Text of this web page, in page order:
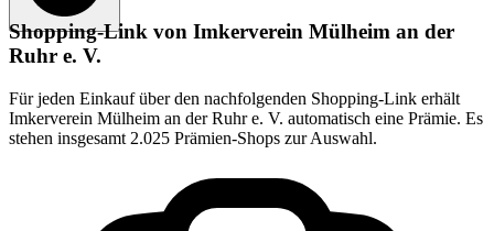
Shopping-Link von Imkerverein Mülheim an der
Ruhr e. V.
Für jeden Einkauf über den nachfolgenden Shopping-Link erhält
Imkerverein Mülheim an der Ruhr e. V. automatisch eine Prämie. Es
stehen insgesamt 2.025 Prämien-Shops zur Auswahl.